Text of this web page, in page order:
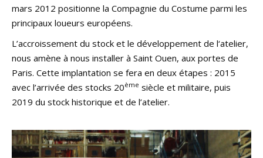
mars 2012 positionne la Compagnie du Costume parmi les
principaux loueurs européens.
L’accroissement du stock et le développement de l‘atelier,
nous amène à nous installer à Saint Ouen, aux portes de
Paris. Cette implantation se fera en deux étapes : 2015
avec l’arrivée des stocks 20ème siècle et militaire, puis
2019 du stock historique et de l’atelier.